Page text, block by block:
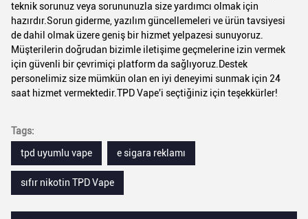
teknik sorunuz veya sorununuzla size yardımcı olmak için
hazırdır.Sorun giderme, yazılım güncellemeleri ve ürün tavsiyesi
de dahil olmak üzere geniş bir hizmet yelpazesi sunuyoruz.
Müşterilerin doğrudan bizimle iletişime geçmelerine izin vermek
için güvenli bir çevrimiçi platform da sağlıyoruz.Destek
personelimiz size mümkün olan en iyi deneyimi sunmak için 24
saat hizmet vermektedir.TPD Vape'i seçtiğiniz için teşekkürler!
Tags:
tpd uyumlu vape
e sigara reklamı
sıfır nikotin TPD Vape